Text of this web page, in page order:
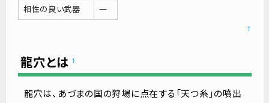
相性の良い武器 —
↑
龍穴とは †
龍穴は、あづまの国の狩場に点在する「天つ糸」の噴出